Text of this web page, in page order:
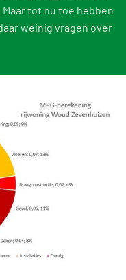
tot nu toe hebben
weinig vragen over